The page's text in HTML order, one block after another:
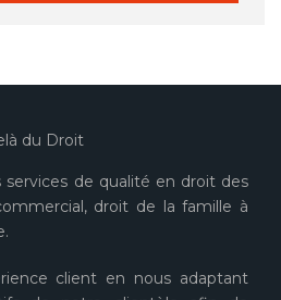
services de qualité en droit des
droit de la famille à
client en nous adaptant